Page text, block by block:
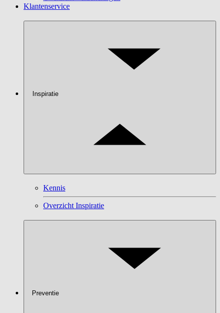
Klantenservice
Inspiratie
Kennis
Overzicht Inspiratie
Preventie